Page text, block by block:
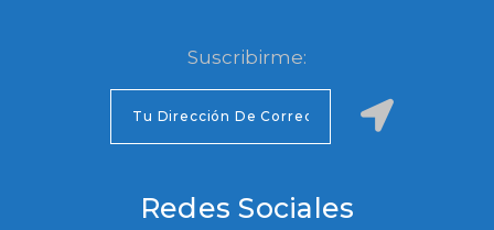
Suscribirme:
Redes Sociales